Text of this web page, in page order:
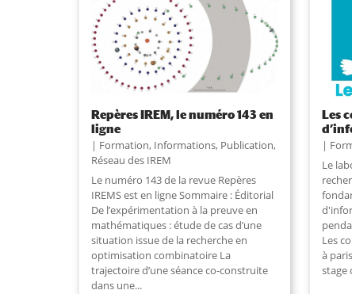
Repères IREM, le numéro 143 en
ligne
Formation, Informations, Publication,
Réseau des IREM
Le numéro 143 de la revue Repères
IREMS est en ligne Sommaire : Éditorial
De l’expérimentation à la preuve en
mathématiques : étude de cas d’une
situation issue de la recherche en
optimisation combinatoire La
trajectoire d’une séance co-construite
dans une...
Les
Le
Les
à
stage